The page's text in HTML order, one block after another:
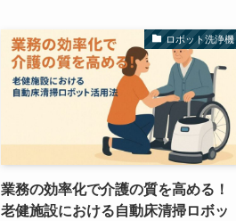
ロボット洗浄機
業務の効率化で介護の質を高める！
老健施設における自動床清掃ロボッ